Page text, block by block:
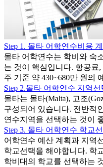
Step 1. 몰타 어학연수비용
몰타 어학연수는 학비와 숙
는 것이 핵심입니다. 항공료
주 기준 약 430~680만 원의
Step 2.몰타 어학연수 지역
몰타는 몰타(Malta), 고조
구성되어 있습니다. 전반적
연수지역을 선택하는 것이
Step 3. 몰타 어학연수 학교
어학연수 예산 계획과 지역
학교선택을 해야합니다. 학
학비대의 학교를 선택하는